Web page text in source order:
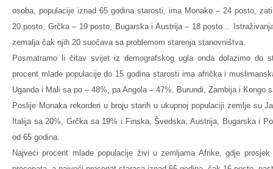
osoba, populacije iznad 65 godina starosti, ima Monako – 24 posto,
20 posto, Grčka – 19 posto, Bugarska i Austrija – 18 posto…
zemalja čak njih 20 suočava sa problemom starenja stanovništva.
Posmatramo li čitav svijet iz demografskog ugla onda dolazimo do
procent mlade populacije do 15 godina starosti ima afrička i
Uganda i Mali sa po – 48%, pa Angola – 47%, Burundi, Zambija i Kongo
Poslije Monaka rekorderi u broju starih u ukupnoj populaciji zemlje su
Italija sa 20%, Grčka sa 19% i Finska, Švedska, Austrija, Bugarska i
od 65 godina.
Najveći procent mlade populacije živi u zemljama Afrike, gdje